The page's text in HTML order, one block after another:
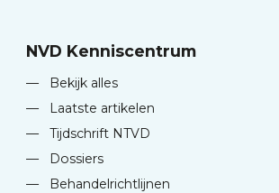
NVD Kenniscentrum
—
Bekijk alles
—
Laatste artikelen
—
Tijdschrift NTVD
—
Dossiers
—
Behandelrichtlijnen